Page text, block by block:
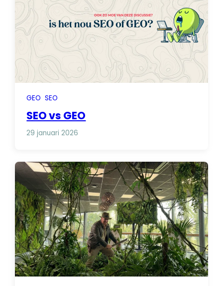
GEO SEO
SEO vs GEO
29 januari 2026